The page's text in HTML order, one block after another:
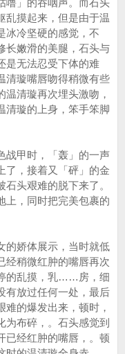
噜」的吞咽声。而石头
乱摸起来，但是由于温
冰冷坚硬的感觉，不
长嫩滑的美腿，石头与
是无法忍受下体的难
清璇嘴唇吻得稍微有些
清璇再次埋头激吻，
清璇的上身，笨手笨脚
甲时，「轰」的一声
了，接着又「砰」的金
头艰难的脱下来了。
上，同时把完美包裹的
娇体展示，当时就低
经稍微红肿的嘴唇再次
的乱摸，乳……房，细
放过任何一处，最后
的爆发出来，顿时，
为布碎，。石头感觉到
已经红肿的嘴唇，。顿